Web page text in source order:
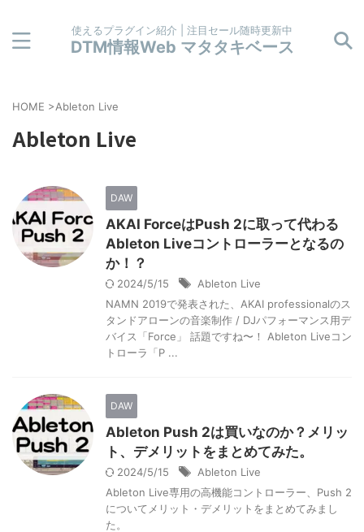
使えるプラグイン紹介 | 注目セール随時更新中
DTM情報Web マタタキベース
HOME >Ableton Live
Ableton Live
DAW
AKAI ForceはPush 2に取って代わる
Ableton Liveコントローラーとなるの
か！？
2024/5/15
Ableton Live
NAMN 2019で発表された、AKAI professionalのス
タンドアローンの音楽制作 / DJパフォーマンス用デ
バイス「Force」 話題ですね〜！ Ableton Liveコン
トローラ「P ...
DAW
Ableton Push 2は買いなのか？メリッ
ト、デメリットをまとめてみた。
2024/5/15
Ableton Live
Ableton Live専用の高機能コントローラー、Push 2
についてメリット・デメリットをまとめてみまし
た。